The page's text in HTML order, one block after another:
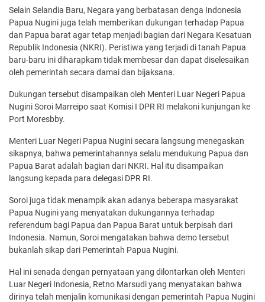
Selain Selandia Baru, Negara yang berbatasan denga Indonesia
Papua Nugini juga telah memberikan dukungan terhadap Papua
dan Papua barat agar tetap menjadi bagian dari Negara Kesatuan
Republik Indonesia (NKRI). Peristiwa yang terjadi di tanah Papua
baru-baru ini diharapkam tidak membesar dan dapat diselesaikan
oleh pemerintah secara damai dan bijaksana.
Dukungan tersebut disampaikan oleh Menteri Luar Negeri Papua
Nugini Soroi Marreipo saat Komisi I DPR RI melakoni kunjungan ke
Port Moresbby.
Menteri Luar Negeri Papua Nugini secara langsung menegaskan
sikapnya, bahwa pemerintahannya selalu mendukung Papua dan
Papua Barat adalah bagian dari NKRI. Hal itu disampaikan
langsung kepada para delegasi DPR RI.
Soroi juga tidak menampik akan adanya beberapa masyarakat
Papua Nugini yang menyatakan dukungannya terhadap
referendum bagi Papua dan Papua Barat untuk berpisah dari
Indonesia. Namun, Soroi mengatakan bahwa demo tersebut
bukanlah sikap dari Pemerintah Papua Nugini.
Hal ini senada dengan pernyataan yang dilontarkan oleh Menteri
Luar Negeri Indonesia, Retno Marsudi yang menyatakan bahwa
dirinya telah menjalin komunikasi dengan pemerintah Papua Nugini